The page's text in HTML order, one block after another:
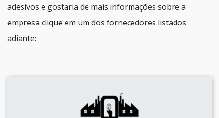
adesivos e gostaria de mais informações sobre a
empresa clique em um dos fornecedores listados
adiante: